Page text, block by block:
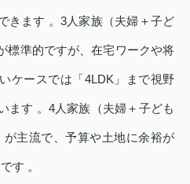
きます 。3人家族（夫婦＋子ど
標準的ですが、在宅ワークや将
ケースでは「4LDK」まで視野
ます 。4人家族（夫婦＋子ども
が主流で、予算や土地に余裕が
す 。